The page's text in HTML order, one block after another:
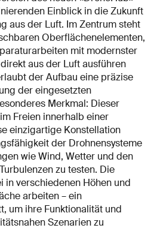
Einblick in die Zukunft
aus der Luft. Im Zentrum steht
Oberflächenelementen,
mit modernster
aus der Luft ausführen
der Aufbau eine präzise
der eingesetzten
Merkmal: Dieser
Freien innerhalb einer
einzigartige Konstellation
der Drohnensysteme
wie Wind, Wetter und den
zu testen. Die
in verschiedenen Höhen und
arbeiten – ein
um ihre Funktionalität und
Szenarien zu